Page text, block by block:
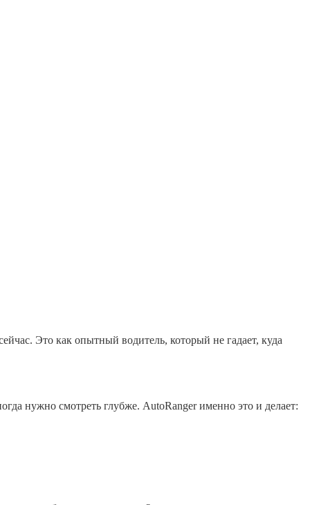
Это как опытный водитель, который не гадает, куда
нужно смотреть глубже. AutoRanger именно это и делает: